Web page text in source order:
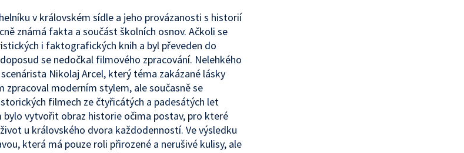
v královském sídle a jeho provázanosti s historií
známá fakta a součást školních osnov. Ačkoli se
i faktografických knih a byl převeden do
se nedočkal filmového zpracování. Nelehkého
Nikolaj Arcel, který téma zakázané lásky
zpracoval moderním stylem, ale současně se
filmech ze čtyřicátých a padesátých let
vytvořit obraz historie očima postav, pro které
u královského dvora každodenností. Ve výsledku
která má pouze roli přirozené a nerušivé kulisy, ale